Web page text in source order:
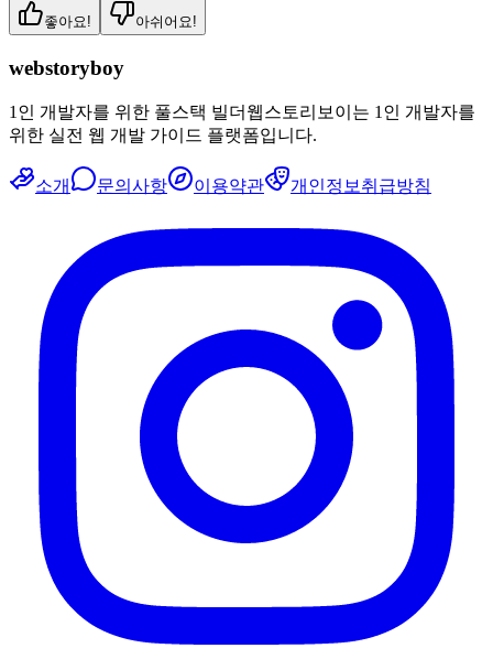
좋아요! 아쉬어요!
webstoryboy
1인 개발자를 위한 풀스택 빌더 웹스토리보이는 1인 개발자를
위한 실전 웹 개발 가이드 플랫폼입니다.
소개 문의사항 이용약관 개인정보취급방침